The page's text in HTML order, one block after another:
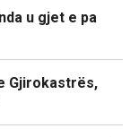
u gjet e pa
Gjirokastrës,